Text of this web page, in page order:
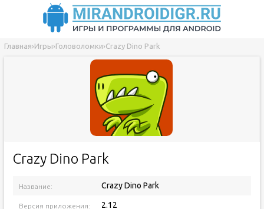
Главная›Игры›Головоломки›Crazy Dino Park
Crazy Dino Park
Название: Crazy Dino Park
Версия приложения: 2.12